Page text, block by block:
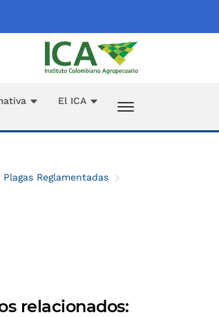
El ICA
Plagas Reglamentadas
relacionados: